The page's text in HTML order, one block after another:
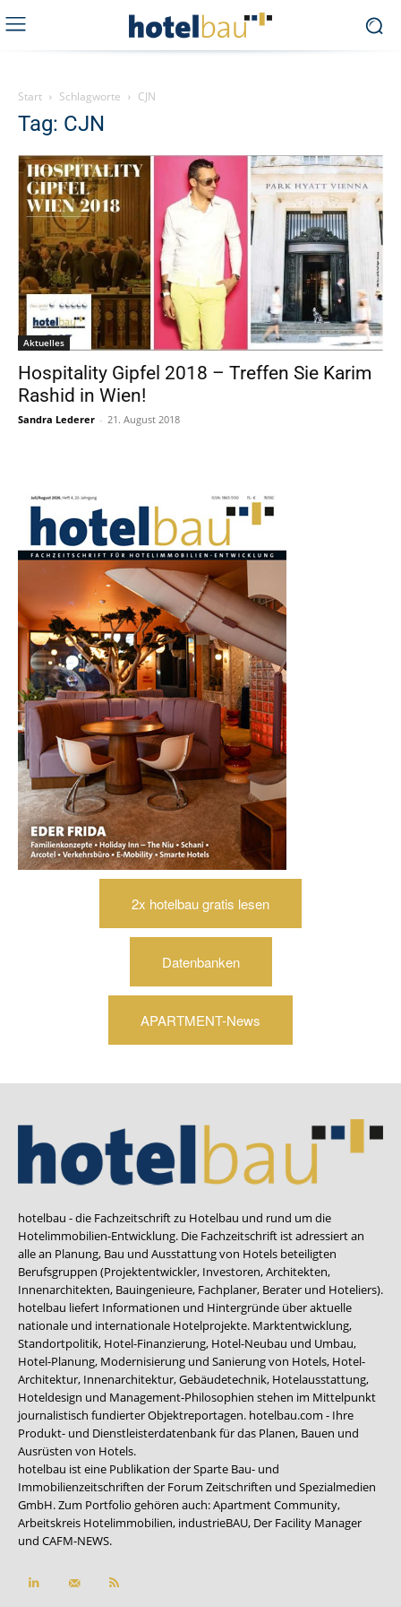
Start Schlagworte CJN
Tag: CJN
Aktuelles
Hospitality Gipfel 2018 – Treffen Sie Karim
Rashid in Wien!
Sandra Lederer - 21. August 2018
2x hotelbau gratis lesen
Datenbanken
APARTMENT-News
hotelbau - die Fachzeitschrift zu Hotelbau und rund um die
Hotelimmobilien-Entwicklung. Die Fachzeitschrift ist adressiert an
alle an Planung, Bau und Ausstattung von Hotels beteiligten
Berufsgruppen (Projektentwickler, Investoren, Architekten,
Innenarchitekten, Bauingenieure, Fachplaner, Berater und Hoteliers).
hotelbau liefert Informationen und Hintergründe über aktuelle
nationale und internationale Hotelprojekte. Marktentwicklung,
Standortpolitik, Hotel-Finanzierung, Hotel-Neubau und Umbau,
Hotel-Planung, Modernisierung und Sanierung von Hotels, Hotel-
Architektur, Innenarchitektur, Gebäudetechnik, Hotelausstattung,
Hoteldesign und Management-Philosophien stehen im Mittelpunkt
journalistisch fundierter Objektreportagen. hotelbau.com - Ihre
Produkt- und Dienstleisterdatenbank für das Planen, Bauen und
Ausrüsten von Hotels.
hotelbau ist eine Publikation der Sparte Bau- und
Immobilienzeitschriften der Forum Zeitschriften und Spezialmedien
GmbH. Zum Portfolio gehören auch:Apartment Community,
Arbeitskreis Hotelimmobilien, industrieBAU, Der Facility Manager
und CAFM-NEWS.